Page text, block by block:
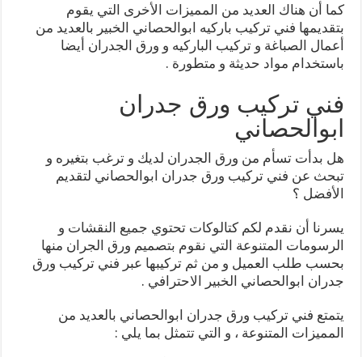
كما أن هناك العديد من المميزات الأخرى التي يقوم
بتقديمها فني تركيب باركيه ابوالحصاني الخبير بالعديد من
أعمال الصباغة و تركيب الباركيه و ورق الجدران أيضا
باستخدام مواد حديثة و متطورة .
فني تركيب ورق جدران
ابوالحصاني
هل بدأت تسأم من ورق الجدران لديك و ترغب بتغيره و
تبحث عن فني تركيب ورق جدران ابوالحصاني لتقديم
الأفضل ؟
يسرنا أن نقدم لكم كتالوكات تحتوي جميع النقشات و
الرسومات المتنوعة التي نقوم بتصميم ورق الجران منها
بحسب طلب العميل و من ثم تركيبها عبر فني تركيب ورق
جدران ابوالحصاني الخبير الاحترافي .
يتمتع فني تركيب ورق جدران ابوالحصاني بالعديد من
المميزات المتنوعة ، و التي تتمثل بما يلي :